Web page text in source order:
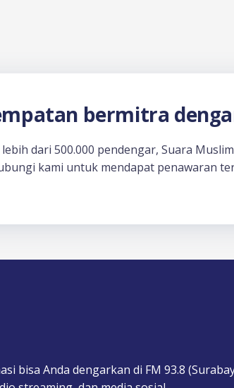
bermitra
dari 500.000 pendengar, Suara
kami untuk mendapat penawaran
bisa Anda dengarkan di FM 93.8